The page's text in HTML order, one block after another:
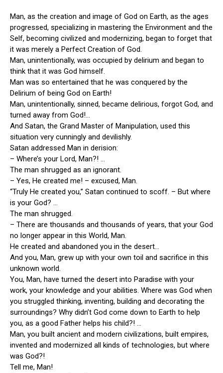
Man, as the creation and image of God on Earth, as the ages
progressed, specializing in mastering the Environment and the
Self, becoming civilized and modernizing, began to forget that
it was merely a Perfect Creation of God.
Man, unintentionally, was occupied by delirium and began to
think that it was God himself.
Man was so entertained that he was conquered by the
Delirium of being God on Earth!
Man, unintentionally, sinned, became delirious, forgot God, and
turned away from God!…
And Satan, the Grand Master of Manipulation, used this
situation very cunningly and devilishly.
Satan addressed Man in derision:
– Where’s your Lord, Man?! …
The man shrugged as an ignorant.
– Yes, He created me! – excused, Man.
“Truly He created you,” Satan continued to scoff. – But where
is your God? …
The man shrugged.
– There are thousands and thousands of years, that your God
no longer appear in this World, Man.
He created and abandoned you in the desert…
And you, Man, grew up with your own toil and sacrifice in this
unknown world.
You, Man, have turned the desert into Paradise with your
work, your knowledge and your abilities. Where was God when
you struggled thinking, inventing, building and decorating the
surroundings? Why didn’t God come down to Earth to help
you, as a good Father helps his child?! …
Man, you built ancient and modern civilizations, built empires,
invented and modernized all kinds of technologies, but where
was God?!
Tell me, Man!